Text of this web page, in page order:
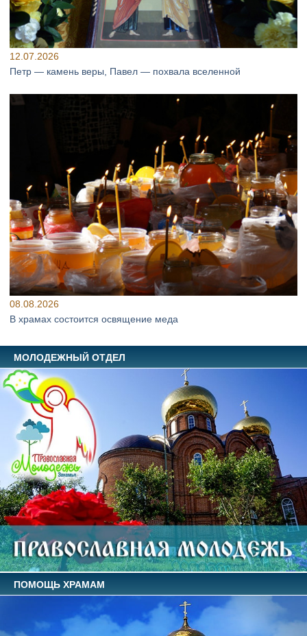
12.07.2026
Петр — камень веры, Павел — похвала вселенной
08.08.2026
В храмах состоится освящение меда
МОЛОДЕЖНЫЙ ОТДЕЛ
ПОМОЩЬ ХРАМАМ